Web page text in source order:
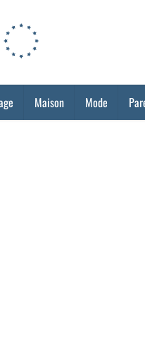
Maison Mode